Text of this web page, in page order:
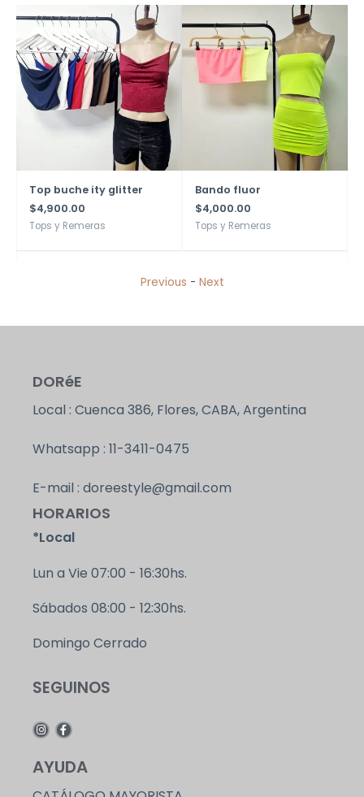
Top buche ity glitter
$4,900.00
Tops y Remeras
Bando fluor
$4,000.00
Tops y Remeras
Previous - Next
DORéE
Local : Cuenca 386, Flores, CABA, Argentina
Whatsapp : 11-3411-0475
E-mail : doreestyle@gmail.com
HORARIOS
*Local
Lun a Vie 07:00 - 16:30hs.
Sábados 08:00 - 12:30hs.
Domingo Cerrado
SEGUINOS
AYUDA